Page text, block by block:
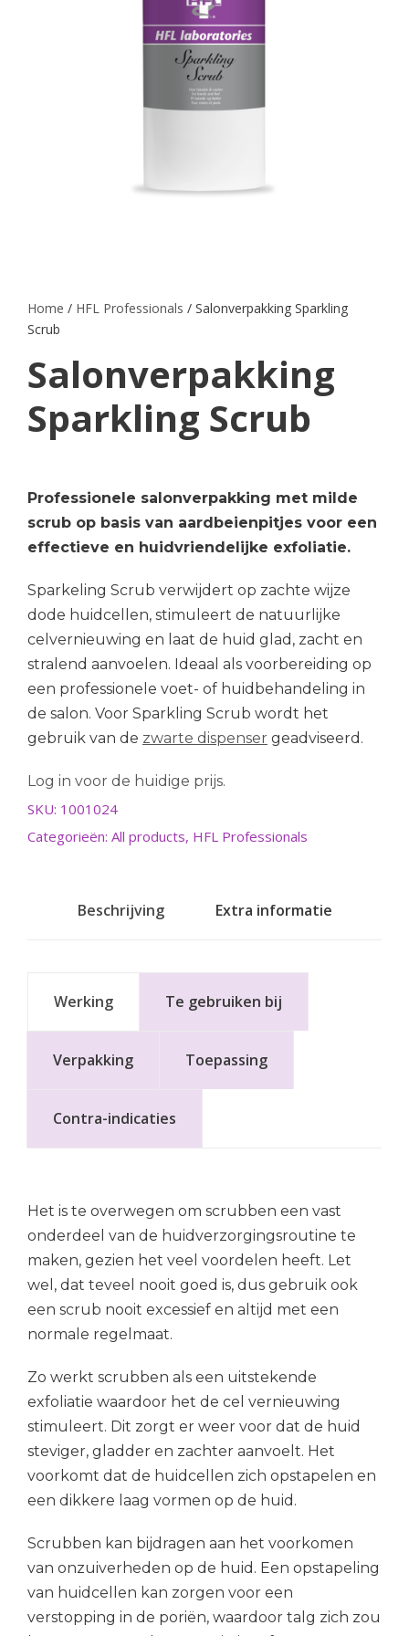
Home / HFL Professionals / Salonverpakking Sparkling
Scrub
Salonverpakking
Sparkling Scrub
Professionele salonverpakking met milde
scrub op basis van aardbeienpitjes voor een
effectieve en huidvriendelijke exfoliatie.
Sparkeling Scrub verwijdert op zachte wijze
dode huidcellen, stimuleert de natuurlijke
celvernieuwing en laat de huid glad, zacht en
stralend aanvoelen. Ideaal als voorbereiding op
een professionele voet- of huidbehandeling in
de salon. Voor Sparkling Scrub wordt het
gebruik van de zwarte dispenser geadviseerd.
Log in voor de huidige prijs.
SKU: 1001024
Categorieën: All products, HFL Professionals
Beschrijving Extra informatie
Werking Te gebruiken bij
Verpakking Toepassing
Contra-indicaties
Het is te overwegen om scrubben een vast
onderdeel van de huidverzorgingsroutine te
maken, gezien het veel voordelen heeft. Let
wel, dat teveel nooit goed is, dus gebruik ook
een scrub nooit excessief en altijd met een
normale regelmaat.
Zo werkt scrubben als een uitstekende
exfoliatie waardoor het de cel vernieuwing
stimuleert. Dit zorgt er weer voor dat de huid
steviger, gladder en zachter aanvoelt. Het
voorkomt dat de huidcellen zich opstapelen en
een dikkere laag vormen op de huid.
Scrubben kan bijdragen aan het voorkomen
van onzuiverheden op de huid. Een opstapeling
van huidcellen kan zorgen voor een
verstopping in de poriën, waardoor talg zich zou